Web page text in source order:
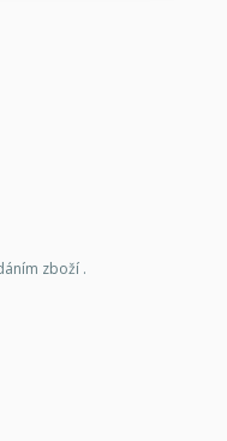
zboží .